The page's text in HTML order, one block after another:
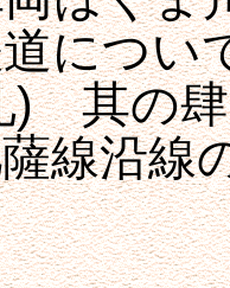
につ
) 其の
線沿線